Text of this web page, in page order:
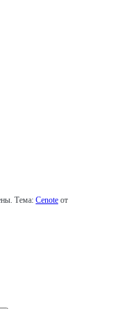
Тема: Cenote от